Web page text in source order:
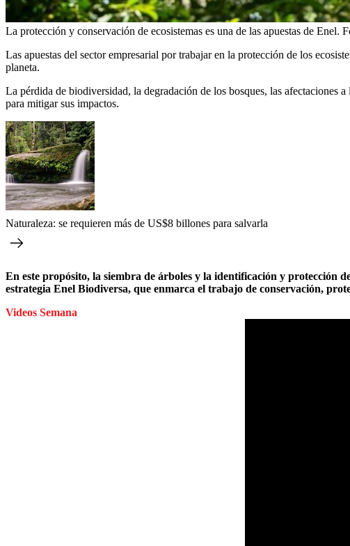
La protección y conservación de ecosistemas es una de las apuestas de Enel.
Las apuestas del sector empresarial por trabajar en la protección de los
planeta.
La pérdida de biodiversidad, la degradación de los bosques, las afectaciones
para mitigar sus impactos.
Naturaleza: se requieren más de US$8 billones para salvarla
En este propósito, la siembra de árboles y la identificación y protección
estrategia Enel Biodiversa, que enmarca el trabajo de conservación,
Videos Semana